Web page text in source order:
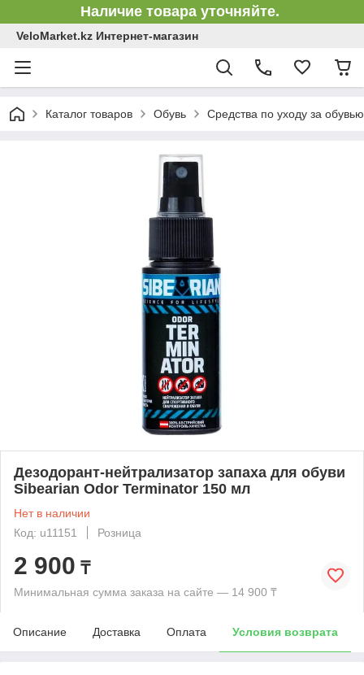
Наличие товара уточняйте.
VeloMarket.kz Интернет-магазин
Каталог товаров Обувь Средства по уходу за обувью
Дезодорант-нейтрализатор запаха для обуви
Sibearian Odor Terminator 150 мл
Нет в наличии
Код: u11151
Розница
2 900 ₸
Минимальная сумма заказа на сайте — 14 900 ₸
Описание Доставка Оплата Условия возврата